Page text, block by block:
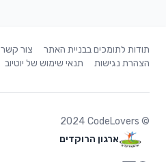
תודות לתומכים בבניית האתר צור קשר
הצהרת נגישות
תנאי שימוש של יוטיוב
©
2024 CodeLovers
ארגון הרוקדים